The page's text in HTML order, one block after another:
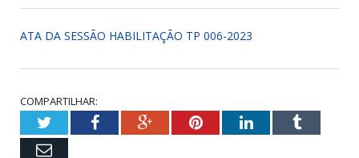
ATA DA SESSÃO HABILITAÇÃO TP 006-2023
COMPARTILHAR:
TwitterFacebookGoogle+PinterestLinkedInTumblr
Email